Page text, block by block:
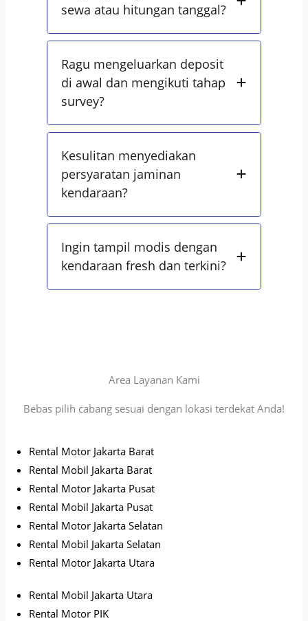
sewa atau hitungan tanggal?
Ragu mengeluarkan deposit
di awal dan mengikuti tahap
survey?
Kesulitan menyediakan
persyaratan jaminan
kendaraan?
Ingin tampil modis dengan
kendaraan fresh dan terkini?
Area Layanan Kami
Bebas pilih cabang sesuai dengan lokasi terdekat Anda!
Rental Motor Jakarta Barat
Rental Mobil Jakarta Barat
Rental Motor Jakarta Pusat
Rental Mobil Jakarta Pusat
Rental Motor Jakarta Selatan
Rental Mobil Jakarta Selatan
Rental Motor Jakarta Utara
Rental Mobil Jakarta Utara
Rental Motor PIK